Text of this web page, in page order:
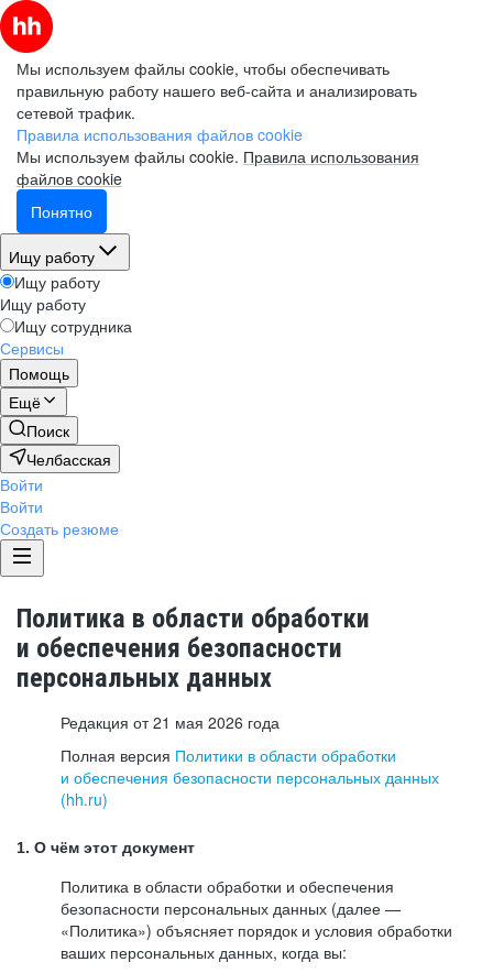
Мы используем файлы cookie, чтобы обеспечивать
правильную работу нашего веб-сайта и анализировать
сетевой трафик.
Правила использования файлов cookie
Мы используем файлы cookie. Правила использования
файлов cookie
Понятно
Ищу работу
Ищу работу
Ищу работу
Ищу сотрудника
Сервисы
Помощь
Ещё
Поиск
Челбасская
Войти
Войти
Создать резюме
Политика в области обработки
и обеспечения безопасности
персональных данных
Редакция от 21 мая 2026 года
Полная версия Политики в области обработки
и обеспечения безопасности персональных данных
(hh.ru)
1. О чём этот документ
Политика в области обработки и обеспечения
безопасности персональных данных (далее —
«Политика») объясняет порядок и условия обработки
ваших персональных данных, когда вы: